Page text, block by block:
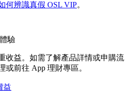
何辨識真假 OSL VIP。
驗
收益。如需了解產品詳情或申購流
或前往 App 理財專區。
益